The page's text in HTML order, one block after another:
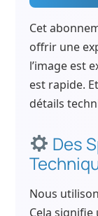
Cet
offrir une
l’image est
est rapide.
détails
Des
Nous
Cela